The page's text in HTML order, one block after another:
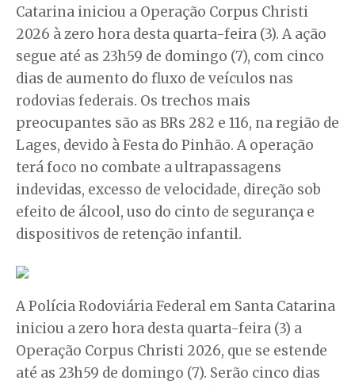
Catarina iniciou a Operação Corpus Christi
2026 à zero hora desta quarta-feira (3). A ação
segue até as 23h59 de domingo (7), com cinco
dias de aumento do fluxo de veículos nas
rodovias federais. Os trechos mais
preocupantes são as BRs 282 e 116, na região de
Lages, devido à Festa do Pinhão. A operação
terá foco no combate a ultrapassagens
indevidas, excesso de velocidade, direção sob
efeito de álcool, uso do cinto de segurança e
dispositivos de retenção infantil.
A Polícia Rodoviária Federal em Santa Catarina
iniciou a zero hora desta quarta-feira (3) a
Operação Corpus Christi 2026, que se estende
até as 23h59 de domingo (7). Serão cinco dias